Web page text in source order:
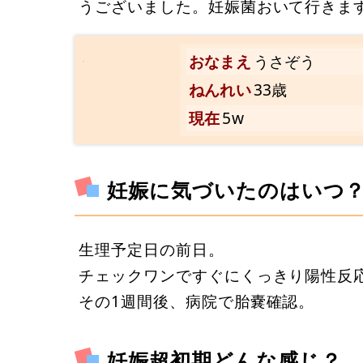
うございました。妊娠菌おいて行きま
おなまえ うさぞう
ねんれい33歳
現在5w
妊娠に気づいたのはいつ？
生理予定日の前日。
チェックワンですぐにくっきり陽性反
その1週間後、病院で胎嚢確認。